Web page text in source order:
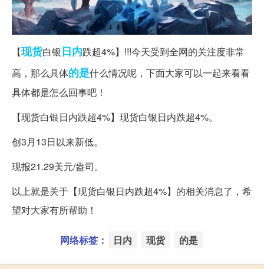
【现货白银日内跌超4%】!!!今天受到全网的关注度非常
高，那么具体的是什么情况呢，下面大家可以一起来看看
具体都是怎么回事吧！
【现货白银日内跌超4%】现货白银日内跌超4%。
创3月13日以来新低。
现报21.29美元/盎司。
以上就是关于【现货白银日内跌超4%】的相关消息了，希
望对大家有所帮助！
网络标签： 日内 现货 的是